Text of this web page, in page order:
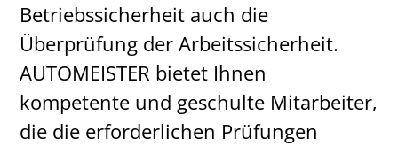
Betriebssicherheit auch die
Überprüfung der Arbeitssicherheit.
AUTOMEISTER bietet Ihnen
kompetente und geschulte Mitarbeiter,
die die erforderlichen Prüfungen